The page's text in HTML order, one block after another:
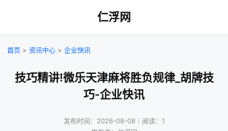
仁浮网
首页 > 资讯中心 > 企业快讯
技巧精讲!微乐天津麻将胜负规律_胡牌技
巧-企业快讯
发布时间：2026-08-08｜阅读：1